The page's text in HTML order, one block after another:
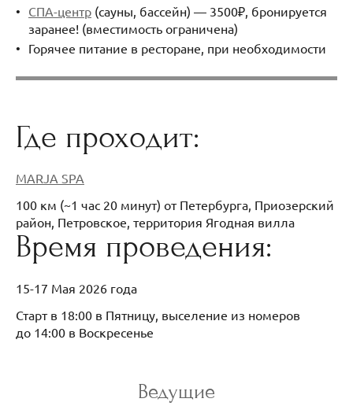
СПА-центр (сауны, бассейн) — 3500₽, бронируется
заранее! (вместимость ограничена)
Горячее питание в ресторане, при необходимости
Где проходит:
MARJA SPA
100 км (~1 час 20 минут) от Петербурга, Приозерский
район, Петровское, территория Ягодная вилла
Время проведения:
15-17 Мая 2026 года
Старт в 18:00 в Пятницу, выселение из номеров
до 14:00 в Воскресенье
Ведущие